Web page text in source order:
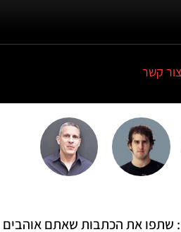
צור קשר
שתפו את הכתבות שאתם